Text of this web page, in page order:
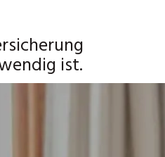
ist.